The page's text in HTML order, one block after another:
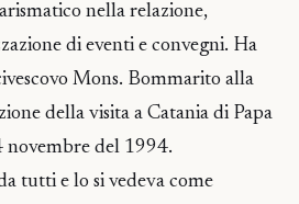
nella relazione,
di eventi e convegni. Ha
Mons. Bommarito alla
della visita a Catania di Papa
novembre del 1994.
tutti e lo si vedeva come